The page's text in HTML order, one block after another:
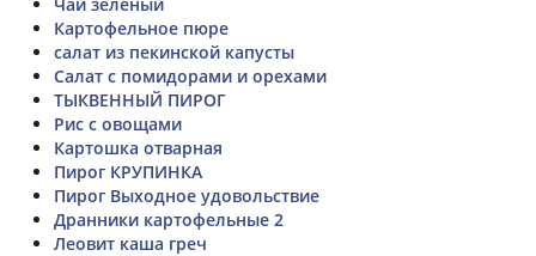
Картофельное пюре
салат из пекинской капусты
Салат с помидорами и орехами
ТЫКВЕННЫЙ ПИРОГ
Рис с овощами
Картошка отварная
Пирог КРУПИНКА
Пирог Выходное удовольствие
Дранники картофельные 2
Леовит каша греч